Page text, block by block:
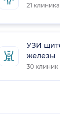
21 клиника
УЗИ
железы
30 клиник